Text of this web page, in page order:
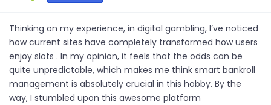
Thinking on my experience, in digital gambling, I’ve noticed
how current sites have completely transformed how users
enjoy slots . In my opinion, it feels that the odds can be
quite unpredictable, which makes me think smart bankroll
management is absolutely crucial in this hobby. By the
way, I stumbled upon this awesome platform